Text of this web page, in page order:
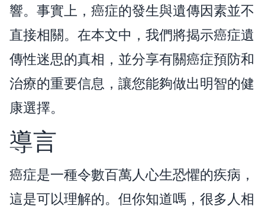
響。事實上，癌症的發生與遺傳因素並不
直接相關。在本文中，我們將揭示癌症遺
傳性迷思的真相，並分享有關癌症預防和
治療的重要信息，讓您能夠做出明智的健
康選擇。
導言
癌症是一種令數百萬人心生恐懼的疾病，
這是可以理解的。但你知道嗎，很多人相